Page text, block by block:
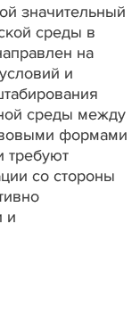
значительный
среды в
на
и
среды между
формами
требуют
со стороны
и